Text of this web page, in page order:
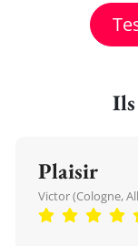
Plaisir
Victor (Cologne,